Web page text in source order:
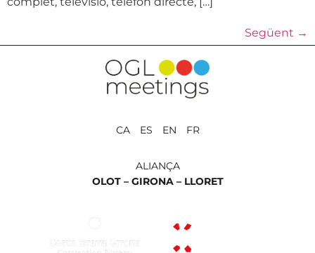
Següent →
CA ES EN FR
ALIANÇA
OLOT – GIRONA – LLORET